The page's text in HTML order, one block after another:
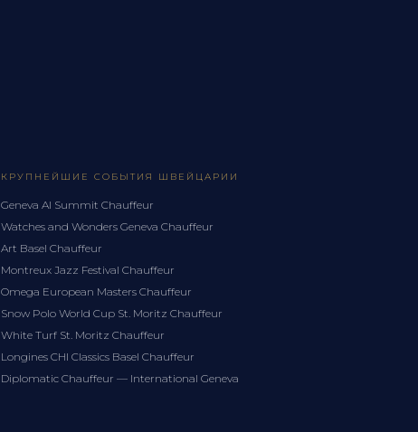
КРУПНЕЙШИЕ СОБЫТИЯ ШВЕЙЦАРИИ
Geneva AI Summit Chauffeur
Watches and Wonders Geneva Chauffeur
Art Basel Chauffeur
Montreux Jazz Festival Chauffeur
Omega European Masters Chauffeur
Snow Polo World Cup St. Moritz Chauffeur
White Turf St. Moritz Chauffeur
Longines CHI Classics Basel Chauffeur
Diplomatic Chauffeur — International Geneva